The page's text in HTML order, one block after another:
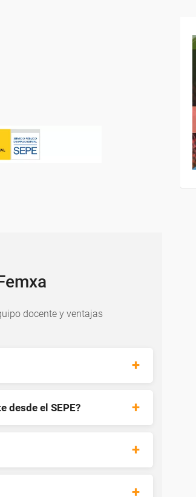
docente y ventajas
desde el SEPE?